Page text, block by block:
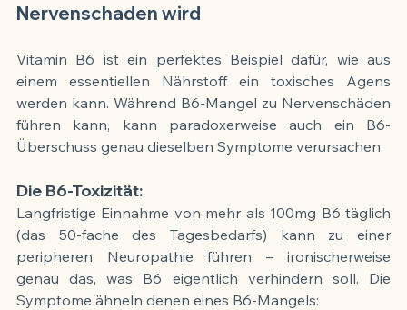
Nervenschaden wird
Vitamin B6 ist ein perfektes Beispiel dafür, wie aus
einem essentiellen Nährstoff ein toxisches Agens
werden kann. Während B6-Mangel zu Nervenschäden
führen kann, kann paradoxerweise auch ein B6-
Überschuss genau dieselben Symptome verursachen.
Die B6-Toxizität:
Langfristige Einnahme von mehr als 100mg B6 täglich
(das 50-fache des Tagesbedarfs) kann zu einer
peripheren Neuropathie führen – ironischerweise
genau das, was B6 eigentlich verhindern soll. Die
Symptome ähneln denen eines B6-Mangels: